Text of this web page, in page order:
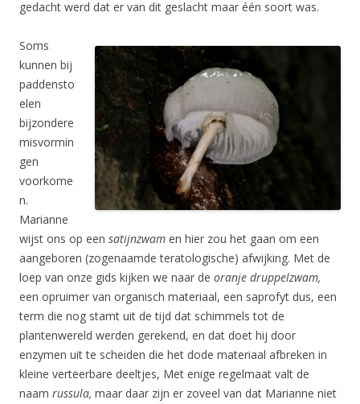
gedacht werd dat er van dit geslacht maar één soort was.
Soms
kunnen bij
paddensto
elen
bijzondere
misvormin
gen
voorkome
n.
Marianne
wijst ons op een satijnzwam en hier zou het gaan om een
aangeboren (zogenaamde teratologische) afwijking. Met de
loep van onze gids kijken we naar de oranje druppelzwam,
een opruimer van organisch materiaal, een saprofyt dus, een
term die nog stamt uit de tijd dat schimmels tot de
plantenwereld werden gerekend, en dat doet hij door
enzymen uit te scheiden die het dode materiaal afbreken in
kleine verteerbare deeltjes, Met enige regelmaat valt de
naam russula, maar daar zijn er zoveel van dat Marianne niet